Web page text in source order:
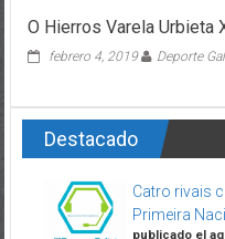
O Hierros Varela Urbieta
febrero 4, 2019 Deporte
Destacado
Catro rivais
Primeira
publicado el